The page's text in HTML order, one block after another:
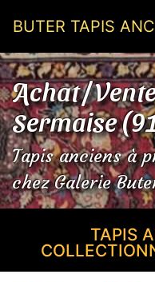
BUTER TAPIS
Achat /
Sermaise
Tapis anciens à
chez Galerie
TAPIS